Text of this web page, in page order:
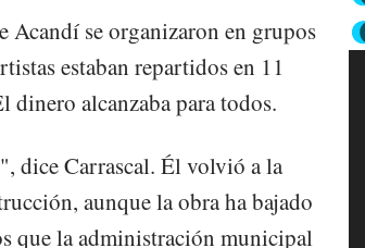
se organizaron en grupos
estaban repartidos en 11
dinero alcanzaba para todos.
dice Carrascal. Él volvió a la
aunque la obra ha bajado
que la administración municipal